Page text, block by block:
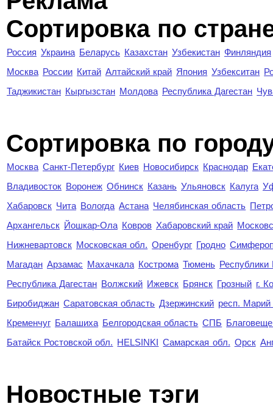
Сортировка по
Россия Украина Беларусь Казахстан Узбекистан Финляндия
Москва России Китай Алтайский край Япония Узбекситан
Таджикистан Кыргызстан Молдова Республика Дагестан
Cортировка по
Москва Санкт-Петербург Киев Новосибирск Краснодар
Владивосток Воронеж Обнинск Казань Ульяновск Калуга
Хабаровск Чита Вологда Астана Челябинская область
Архангельск Йошкар-Ола Ковров Хабаровский край
Нижневартовск Московская обл. Оренбург Гродно
Магадан Арзамас Махачкала Кострома Тюмень Республики
Республика Дагестан Волжский Ижевск Брянск Грозный г.
Биробиджан Саратовская область Дзержинский респ.
Кременчуг Балашиха Белгородская область СПБ
Батайск Ростовской обл. HELSINKI Самарская обл. Орск
Новостные тэги